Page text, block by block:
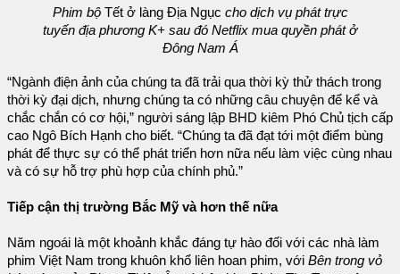
Phim bộ Tết ở làng Địa Ngục cho dịch vụ phát trực
tuyến địa phương K+ sau đó Netflix mua quyền phát ở
Đông Nam Á
“Ngành điện ảnh của chúng ta đã trải qua thời kỳ thử thách trong
thời kỳ đại dịch, nhưng chúng ta có những câu chuyện để kể và
chắc chắn có cơ hội,” người sáng lập BHD kiêm Phó Chủ tịch cấp
cao Ngô Bích Hạnh cho biết. “Chúng ta đã đạt tới một điểm bùng
phát để thực sự có thể phát triển hơn nữa nếu làm việc cùng nhau
và có sự hỗ trợ phù hợp của chính phủ.”
Tiếp cận thị trường Bắc Mỹ và hơn thế nữa
Năm ngoái là một khoảnh khắc đáng tự hào đối với các nhà làm
phim Việt Nam trong khuôn khổ liên hoan phim, với Bên trong vỏ